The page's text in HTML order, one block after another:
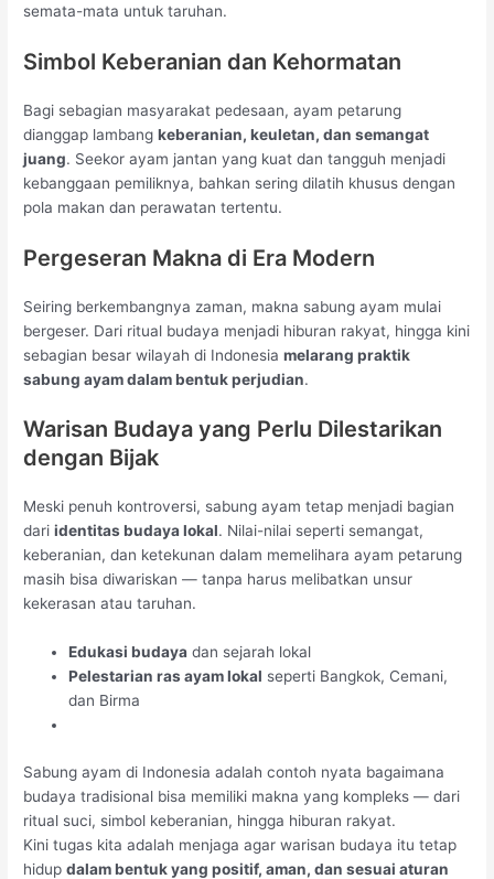
semata-mata untuk taruhan.
Simbol Keberanian dan Kehormatan
Bagi sebagian masyarakat pedesaan, ayam petarung
dianggap lambangkeberanian, keuletan, dan semangat
juang. Seekor ayam jantan yang kuat dan tangguh menjadi
kebanggaan pemiliknya, bahkan sering dilatih khusus dengan
pola makan dan perawatan tertentu.
Pergeseran Makna di Era Modern
Seiring berkembangnya zaman, makna sabung ayam mulai
bergeser. Dari ritual budaya menjadi hiburan rakyat, hingga kini
sebagian besar wilayah di Indonesiamelarang praktik
sabung ayam dalam bentuk perjudian.
Warisan Budaya yang Perlu Dilestarikan
dengan Bijak
Meski penuh kontroversi, sabung ayam tetap menjadi bagian
dariidentitas budaya lokal. Nilai-nilai seperti semangat,
keberanian, dan ketekunan dalam memelihara ayam petarung
masih bisa diwariskan — tanpa harus melibatkan unsur
kekerasan atau taruhan.
Edukasi budaya dan sejarah lokal
Pelestarian ras ayam lokal seperti Bangkok, Cemani,
dan Birma
Sabung ayam di Indonesia adalah contoh nyata bagaimana
budaya tradisional bisa memiliki makna yang kompleks — dari
ritual suci, simbol keberanian, hingga hiburan rakyat.
Kini tugas kita adalah menjaga agar warisan budaya itu tetap
hidupdalam bentuk yang positif, aman, dan sesuai aturan